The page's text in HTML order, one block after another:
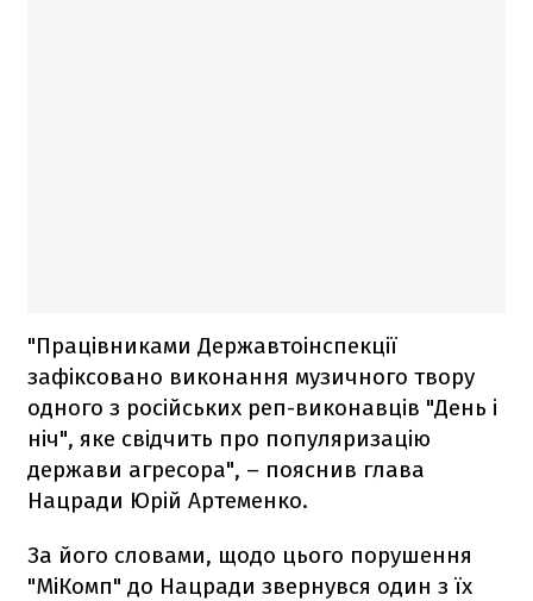
"Працівниками Державтоінспекції
зафіксовано виконання музичного твору
одного з російських реп-виконавців "День і
ніч", яке свідчить про популяризацію
держави агресора", – пояснив глава
Нацради Юрій Артеменко.
За його словами, щодо цього порушення
"МіКомп" до Нацради звернувся один з їх